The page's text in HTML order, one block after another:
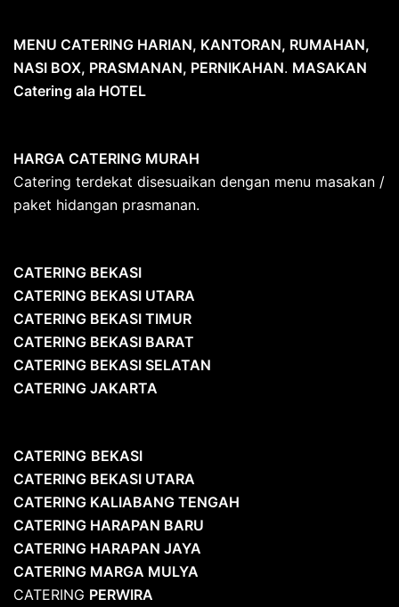
MENU CATERING HARIAN, KANTORAN, RUMAHAN,
NASI BOX, PRASMANAN, PERNIKAHAN. MASAKAN
Catering ala HOTEL
HARGA CATERING MURAH
Catering terdekat disesuaikan dengan menu masakan /
paket hidangan prasmanan.
CATERING BEKASI
CATERING BEKASI UTARA
CATERING BEKASI TIMUR
CATERING BEKASI BARAT
CATERING BEKASI SELATAN
CATERING JAKARTA
CATERING BEKASI
CATERING BEKASI UTARA
CATERING KALIABANG TENGAH
CATERING HARAPAN BARU
CATERING HARAPAN JAYA
CATERING MARGA MULYA
CATERING PERWIRA